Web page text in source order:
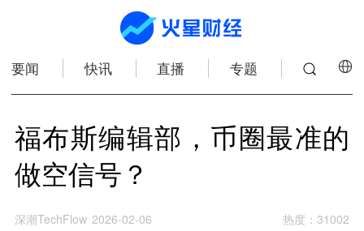
要闻 快讯 直播 专题
福布斯编辑部，币圈最准的
做空信号？
深潮TechFlow 2026-02-06 热度 ：31002